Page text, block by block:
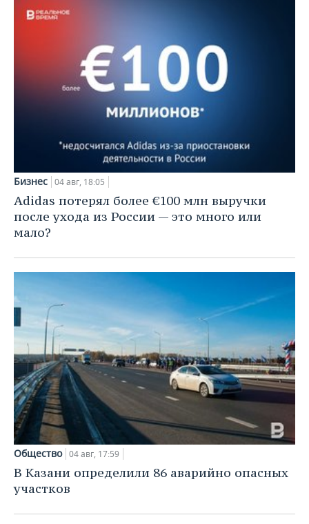
Бизнес 04 авг, 18:05
Adidas потерял более €100 млн выручки
после ухода из России — это много или
мало?
Общество 04 авг, 17:59
В Казани определили 86 аварийно опасных
участков